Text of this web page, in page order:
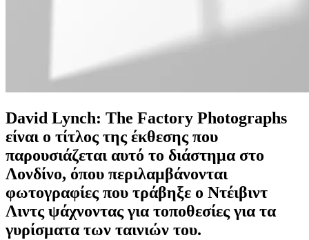
David Lynch: The Factory Photographs
είναι ο τίτλος της έκθεσης που
παρουσιάζεται αυτό το διάστημα στο
Λονδίνο, όπου περιλαμβάνονται
φωτογραφίες που τράβηξε ο Ντέιβιντ
Λιντς ψάχνοντας για τοποθεσίες για τα
γυρίσματα των ταινιών του.